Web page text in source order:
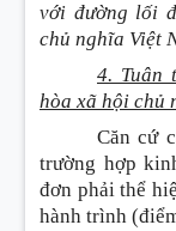
với đường lối
chủ nghĩa Việt
4. Tuân
hòa xã hội chủ
Căn cứ
trường hợp
đơn phải thể
hành trình